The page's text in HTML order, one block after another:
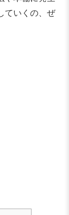
ていくの、ぜ